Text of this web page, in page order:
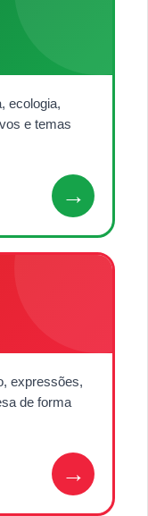
ecologia,
e temas
→
expressões,
de forma
→